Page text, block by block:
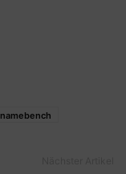
namebench